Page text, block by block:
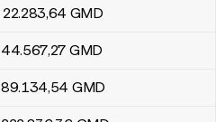
22.283,64 GMD
44.567,27 GMD
89.134,54 GMD